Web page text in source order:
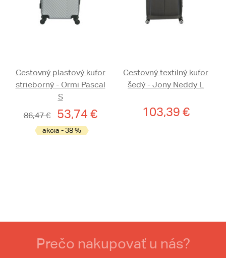
Cestovný plastový kufor
strieborný - Ormi Pascal
S
86,47 €
53,74 €
akcia - 38 %
Cestovný textilný kufor
šedý - Jony Neddy L
103,39 €
Prečo nakupovať u nás?